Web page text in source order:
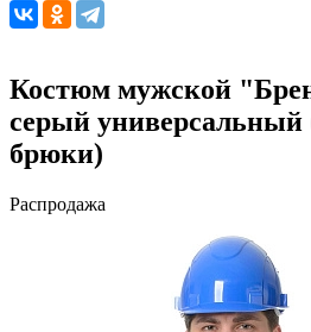
Костюм мужской
серый универсальный
брюки)
Распродажа